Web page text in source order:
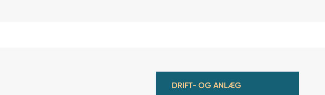
DRIFT- OG ANLÆG